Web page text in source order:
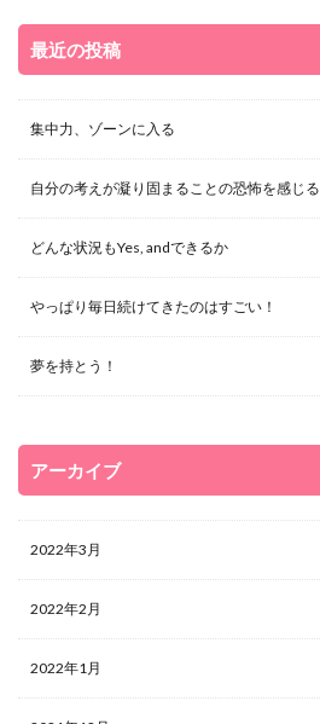
最近の投稿
集中力、ゾーンに入る
自分の考えが凝り固まることの恐怖を感じる
どんな状況もYes, andできるか
やっぱり毎日続けてきたのはすごい！
夢を持とう！
アーカイブ
2022年3月
2022年2月
2022年1月